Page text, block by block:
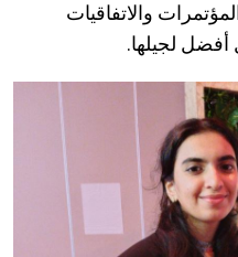
والاتفاقيات
أفضل لجيلها.